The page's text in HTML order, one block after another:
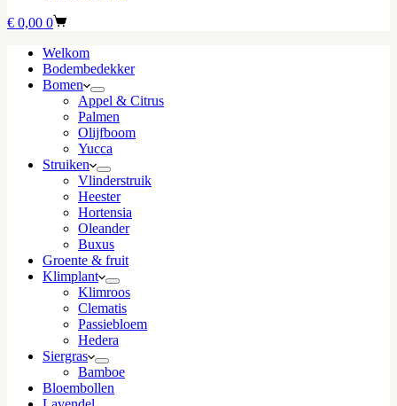
Winkelwagen
€ 0,00 0
Welkom
Bodembedekker
Bomen
Appel & Citrus
Palmen
Olijfboom
Yucca
Struiken
Vlinderstruik
Heester
Hortensia
Oleander
Buxus
Groente & fruit
Klimplant
Klimroos
Clematis
Passiebloem
Hedera
Siergras
Bamboe
Bloembollen